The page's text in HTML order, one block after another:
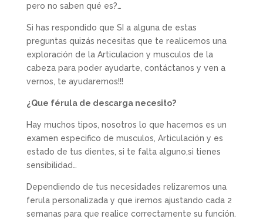
pero no saben qué es?…
Si has respondido que SI a alguna de estas
preguntas quizás necesitas que te realicemos una
exploración de la Articulacion y musculos de la
cabeza para poder ayudarte, contáctanos y ven a
vernos, te ayudaremos!!!
¿Que férula de descarga necesito?
Hay muchos tipos, nosotros lo que hacemos es un
examen especifico de musculos, Articulación y es
estado de tus dientes, si te falta alguno,si tienes
sensibilidad…
Dependiendo de tus necesidades relizaremos una
ferula personalizada y que iremos ajustando cada 2
semanas para que realice correctamente su función.